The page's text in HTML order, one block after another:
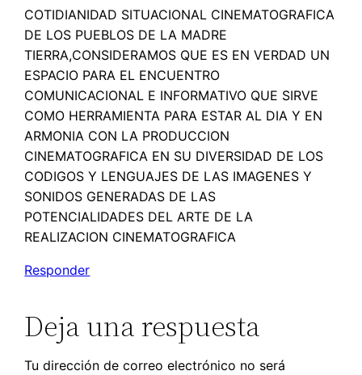
COTIDIANIDAD SITUACIONAL CINEMATOGRAFICA
DE LOS PUEBLOS DE LA MADRE
TIERRA,CONSIDERAMOS QUE ES EN VERDAD UN
ESPACIO PARA EL ENCUENTRO
COMUNICACIONAL E INFORMATIVO QUE SIRVE
COMO HERRAMIENTA PARA ESTAR AL DIA Y EN
ARMONIA CON LA PRODUCCION
CINEMATOGRAFICA EN SU DIVERSIDAD DE LOS
CODIGOS Y LENGUAJES DE LAS IMAGENES Y
SONIDOS GENERADAS DE LAS
POTENCIALIDADES DEL ARTE DE LA
REALIZACION CINEMATOGRAFICA
Responder
Deja una respuesta
Tu dirección de correo electrónico no será